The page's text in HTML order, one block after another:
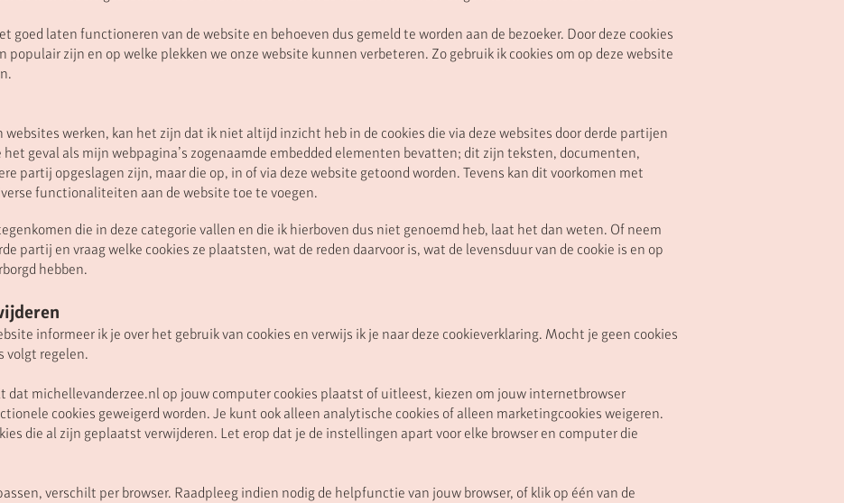
goed laten functioneren van de website en behoeven dus gemeld te worden aan de bezoeker. Door deze cookies
zijn en op welke plekken we onze website kunnen verbeteren. Zo gebruik ik cookies om op deze website
werken, kan het zijn dat ik niet altijd inzicht heb in de cookies die via deze websites door derde partijen
geval als mijn webpagina’s zogenaamde embedded elementen bevatten; dit zijn teksten, documenten,
partij opgeslagen zijn, maar die op, in of via deze website getoond worden. Tevens kan dit voorkomen met
functionaliteiten aan de website toe te voegen.
die in deze categorie vallen en die ik hierboven dus niet genoemd heb, laat het dan weten. Of neem
partij en vraag welke cookies ze plaatsten, wat de reden daarvoor is, wat de levensduur van de cookie is en op
hebben.
informeer ik je over het gebruik van cookies en verwijs ik je naar deze cookieverklaring. Mocht je geen cookies
volgt regelen.
dat michellevanderzee.nl op jouw computer cookies plaatst of uitleest, kiezen om jouw internetbrowser
cookies geweigerd worden. Je kunt ook alleen analytische cookies of alleen marketingcookies weigeren.
die al zijn geplaatst verwijderen. Let erop dat je de instellingen apart voor elke browser en computer die
verschilt per browser. Raadpleeg indien nodig de helpfunctie van jouw browser, of klik op één van de